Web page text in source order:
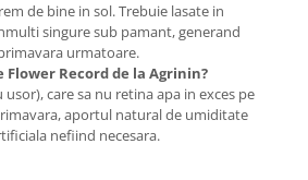
de bine in sol. Trebuie lasate in
singure sub pamant, generand
urmatoare.
Record de la Agrinin?
care sa nu retina apa in exces pe
aportul natural de umiditate
nefiind necesara.